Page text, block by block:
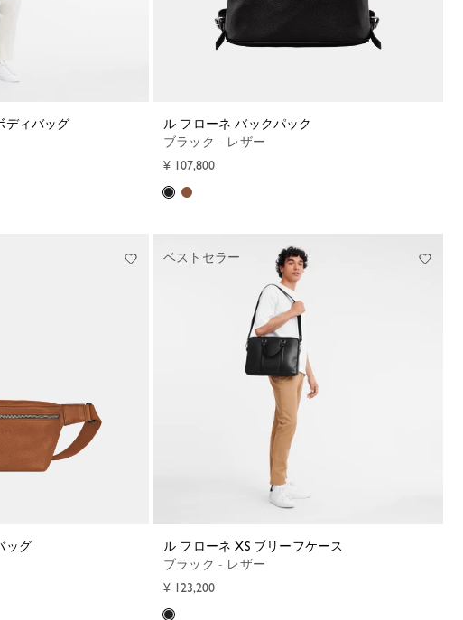
ディバッグ
ル フローネ バックパック
ブラック - レザー
¥ 107,800
ッグ
ル フローネ XS ブリーフケース
ブラック - レザー
¥ 123,200
ベストセラー